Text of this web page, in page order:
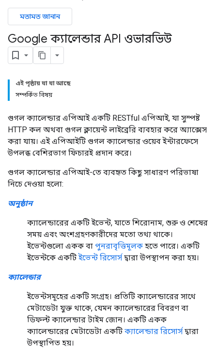
মতামত জানান
Google ক্যালেন্ডার API ওভারভিউ
এই পৃষ্ঠায় যা যা আছে
সম্পর্কিত বিষয়
গুগল ক্যালেন্ডার এপিআই একটি RESTful এপিআই, যা সুস্পষ্ট
HTTP কল অথবা গুগল ক্লায়েন্ট লাইব্রেরি ব্যবহার করে অ্যাক্সেস
করা যায়। এই এপিআইটি গুগল ক্যালেন্ডার ওয়েব ইন্টারফেসে
উপলব্ধ বেশিরভাগ ফিচারই প্রদান করে।
গুগল ক্যালেন্ডার এপিআই-তে ব্যবহৃত কিছু সাধারণ পরিভাষা
নিচে দেওয়া হলো:
অনুষ্ঠান
ক্যালেন্ডারের একটি ইভেন্ট, যাতে শিরোনাম, শুরু ও শেষের
সময় এবং অংশগ্রহণকারীদের মতো তথ্য থাকে।
ইভেন্টগুলো একক বা পুনরাবৃত্তিমূলক হতে পারে। একটি
ইভেন্টকে একটিইভেন্ট রিসোর্স দ্বারা উপস্থাপন করা হয়।
ক্যালেন্ডার
ইভেন্টসমূহের একটি সংগ্রহ। প্রতিটি ক্যালেন্ডারের সাথে
মেটাডেটা যুক্ত থাকে, যেমন ক্যালেন্ডারের বিবরণ বা
ডিফল্ট ক্যালেন্ডার টাইম জোন। একটি একক
ক্যালেন্ডারের মেটাডেটা একটি ক্যালেন্ডার রিসোর্স দ্বারা
উপস্থাপিত হয়।